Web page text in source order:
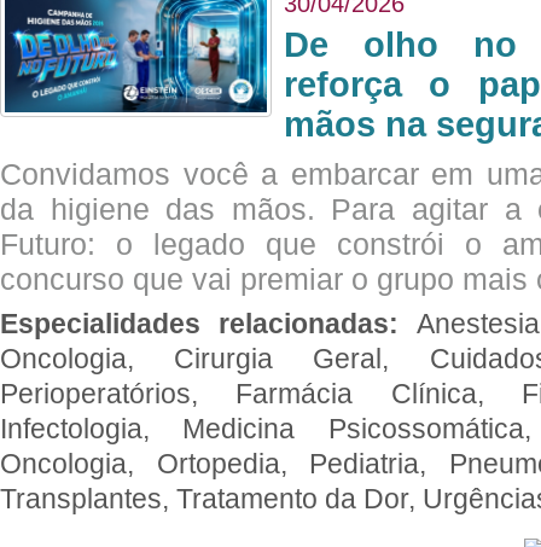
De olho no
reforça o
mãos na
Convidamos você a embarcar em
da higiene das mãos. Para agitar a
Futuro: o legado que constrói o
concurso que vai premiar o grupo mais
Especialidades relacionadas:
Oncologia, Cirurgia Geral,
Perioperatórios, Farmácia Clínica,
Infectologia, Medicina
Oncologia, Ortopedia, Pediatria,
Transplantes, Tratamento da Dor,